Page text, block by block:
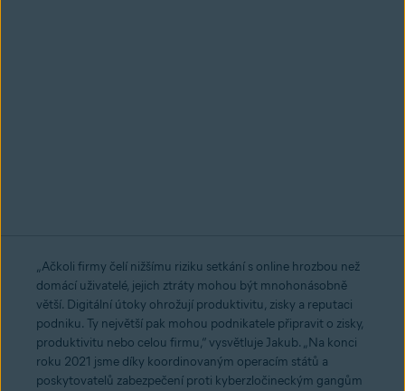
„Ačkoli firmy čelí nižšímu riziku setkání s online hrozbou než
domácí uživatelé, jejich ztráty mohou být mnohonásobně
větší. Digitální útoky ohrožují produktivitu, zisky a reputaci
podniku. Ty největší pak mohou podnikatele připravit o zisky,
produktivitu nebo celou firmu,“ vysvětluje Jakub. „Na konci
roku 2021 jsme díky koordinovaným operacím států a
poskytovatelů zabezpečení proti kyberzločineckým gangům